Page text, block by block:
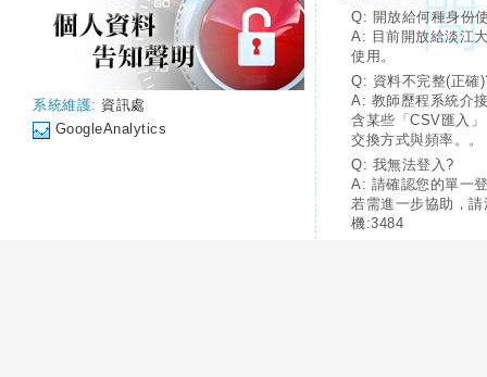
系統維護: 資訊處
GoogleAnalytics
Q: 開放給何種身份
A: 目前開放給淡江
使用。
Q: 資料不完整(正確
A: 教師歷程系統介
含某些「CSV匯入
交換方式與頻率。。
Q: 我無法登入?
A: 請確認您的單一
若需進一步協助，
機:3484